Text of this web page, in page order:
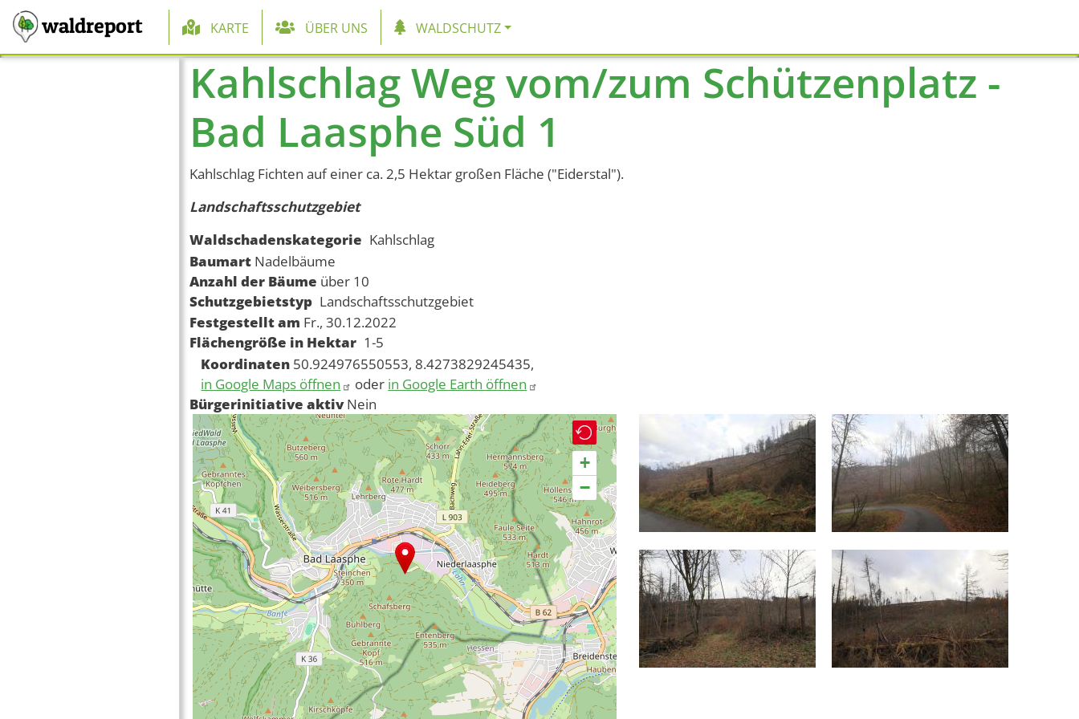
waldreport Hauptnavigation
KARTE ÜBER UNS WALDSCHUTZ
Kahlschlag Weg vom/zum Schützenplatz -
Bad Laasphe Süd 1
Kahlschlag Fichten auf einer ca. 2,5 Hektar großen Fläche ("Eiderstal").
Landschaftsschutzgebiet
Waldschadenskategorie Kahlschlag
Baumart Nadelbäume
Anzahl der Bäume über 10
Schutzgebietstyp Landschaftsschutzgebiet
Festgestellt am Fr., 30.12.2022
Flächengröße in Hektar 1-5
Koordinaten 50.924976550553, 8.4273829245435,
in Google Maps öffnen
oder in Google Earth öffnen
Bürgerinitiative aktiv Nein
+
−